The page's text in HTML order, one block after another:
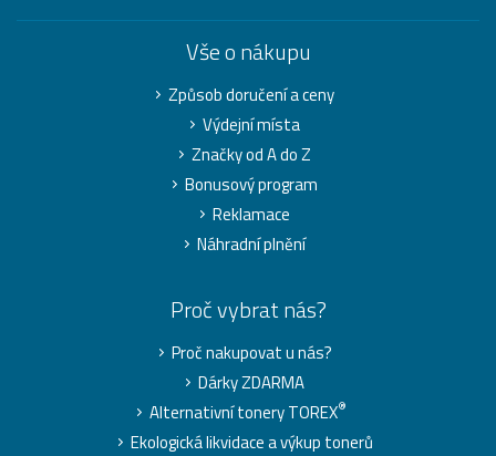
Vše o nákupu
Způsob doručení a ceny
Výdejní místa
Značky od A do Z
Bonusový program
Reklamace
Náhradní plnění
Proč vybrat nás?
Proč nakupovat u nás?
Dárky ZDARMA
Alternativní tonery TOREX®
Ekologická likvidace a výkup tonerů